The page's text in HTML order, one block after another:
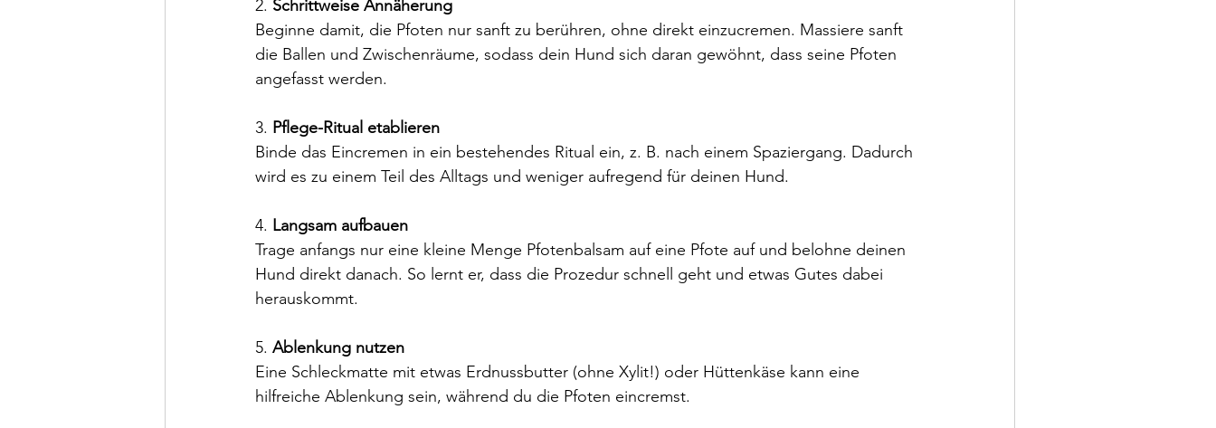
2. Schrittweise Annäherung
Beginne damit, die Pfoten nur sanft zu berühren, ohne direkt einzucremen. Massiere sanft
die Ballen und Zwischenräume, sodass dein Hund sich daran gewöhnt, dass seine Pfoten
angefasst werden.
3. Pflege-Ritual etablieren
Binde das Eincremen in ein bestehendes Ritual ein, z. B. nach einem Spaziergang. Dadurch
wird es zu einem Teil des Alltags und weniger aufregend für deinen Hund.
4. Langsam aufbauen
Trage anfangs nur eine kleine Menge Pfotenbalsam auf eine Pfote auf und belohne deinen
Hund direkt danach. So lernt er, dass die Prozedur schnell geht und etwas Gutes dabei
herauskommt.
5. Ablenkung nutzen
Eine Schleckmatte mit etwas Erdnussbutter (ohne Xylit!) oder Hüttenkäse kann eine
hilfreiche Ablenkung sein, während du die Pfoten eincremst.